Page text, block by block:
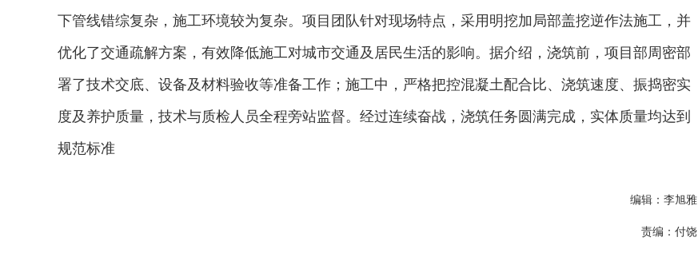
下管线错综复杂，施工环境较为复杂。项目团队针对现场特点，采用明挖加局部盖挖逆作法施工，并
优化了交通疏解方案，有效降低施工对城市交通及居民生活的影响。据介绍，浇筑前，项目部周密部
署了技术交底、设备及材料验收等准备工作；施工中，严格把控混凝土配合比、浇筑速度、振捣密实
度及养护质量，技术与质检人员全程旁站监督。经过连续奋战，浇筑任务圆满完成，实体质量均达到
规范标准
编辑：李旭雅
责编：付饶